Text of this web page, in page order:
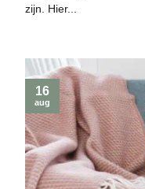
zijn. Hier...
16
aug